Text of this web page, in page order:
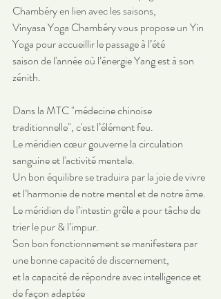
Chambéry en lien avec les saisons,
Vinyasa Yoga Chambéry vous propose un Yin
Yoga pour accueillir le passage à l’été
saison de l'année où l’énergie Yang est à son
zénith.
Dans la MTC "médecine chinoise
traditionnelle", c'est l’élément feu.
Le méridien cœur gouverne la circulation
sanguine et l'activité mentale.
Un bon équilibre se traduira par la joie de vivre
et l’harmonie de notre mental et de notre âme.
Le méridien de l’intestin grêle a pour tâche de
trier le pur & l’impur.
Son bon fonctionnement se manifestera par
une bonne capacité de discernement,
et la capacité de répondre avec intelligence et
de façon adaptée